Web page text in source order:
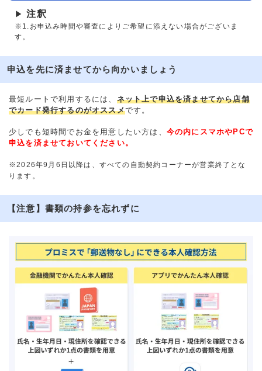
▶ 注釈
※1.お申込み時間や審査によりご希望に添えない場合がございま
す。
申込を先に済ませてから向かいましょう
最短ルートで利用するには、 ネット上で申込を済ませてから店舗
でカード発行するのがオススメです。
少しでも短時間でお金を用意したい方は、 今の内にスマホやPCで
申込を済ませておいてください。
※2026年9月6日以降は、すべての自動契約コーナーが営業終了とな
ります。
【注意】書類の持参を忘れずに